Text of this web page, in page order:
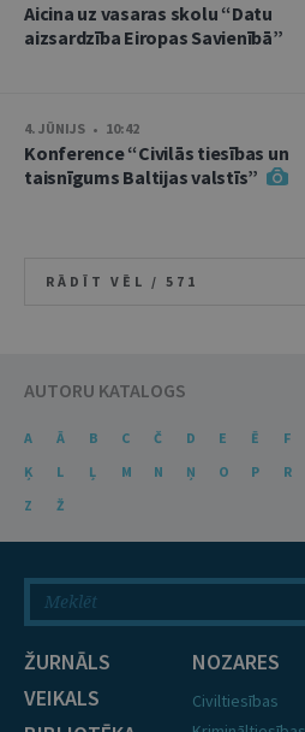
Aicina uz vasaras skolu “Datu
aizsardzība Eiropas Savienībā”
4. JŪNIJS • 10:42
Konference “Civilās tiesības un
taisnīgums Baltijas valstīs”
RĀDĪT VĒL / 571
AUTORU KATALOGS
A Ā B C Č D E Ē F
Ķ
L Ļ M N Ņ O P R
Z
Ž
ŽURNĀLS
VEIKALS
NOZARES
Civiltiesības